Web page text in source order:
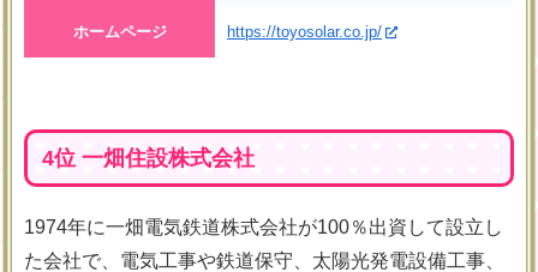
ホームページ https://toyosolar.co.jp/
4位 一畑住設株式会社
1974年に一畑電気鉄道株式会社が100％出資して設立し
た会社で、電気工事や鉄道保守、太陽光発電設備工事、